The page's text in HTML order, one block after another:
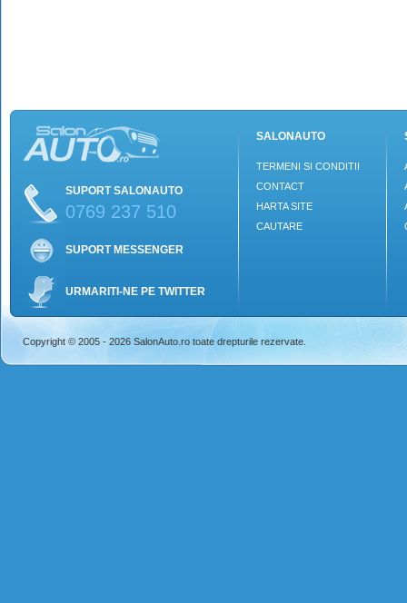
SUPORT SALONAUTO
0769 237 510
SUPORT MESSENGER
URMARITI-NE PE TWITTER
SALONAUTO
TERMENI SI CONDITII
CONTACT
HARTA SITE
CAUTARE
Copyright © 2005 - 2026 SalonAuto.ro toate drepturile rezervate.